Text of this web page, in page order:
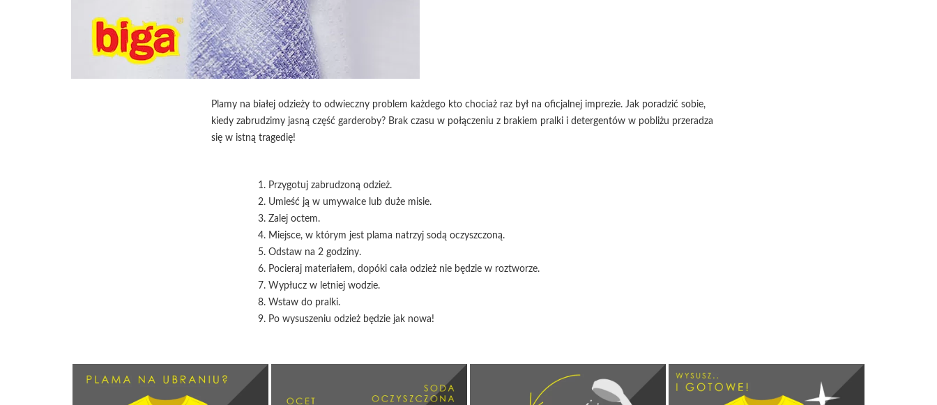
Plamy na białej odzieży to odwieczny problem każdego kto chociaż raz był na oficjalnej imprezie. Jak poradzić sobie,
kiedy zabrudzimy jasną część garderoby? Brak czasu w połączeniu z brakiem pralki i detergentów w pobliżu przeradza
się w istną tragedię!
Przygotuj zabrudzoną odzież.
Umieść ją w umywalce lub duże misie.
Zalej octem.
Miejsce, w którym jest plama natrzyj sodą oczyszczoną.
Odstaw na 2 godziny.
Pocieraj materiałem, dopóki cała odzież nie będzie w roztworze.
Wypłucz w letniej wodzie.
Wstaw do pralki.
Po wysuszeniu odzież będzie jak nowa!